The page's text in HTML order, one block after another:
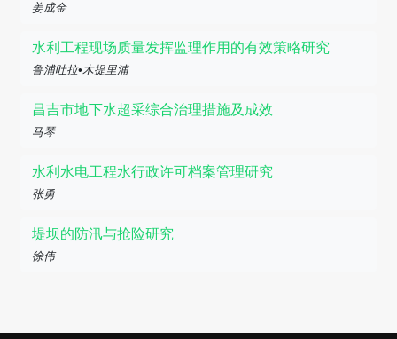
姜成金
水利工程现场质量发挥监理作用的有效策略研究
鲁浦吐拉•木提里浦
昌吉市地下水超采综合治理措施及成效
马琴
水利水电工程水行政许可档案管理研究
张勇
堤坝的防汛与抢险研究
徐伟